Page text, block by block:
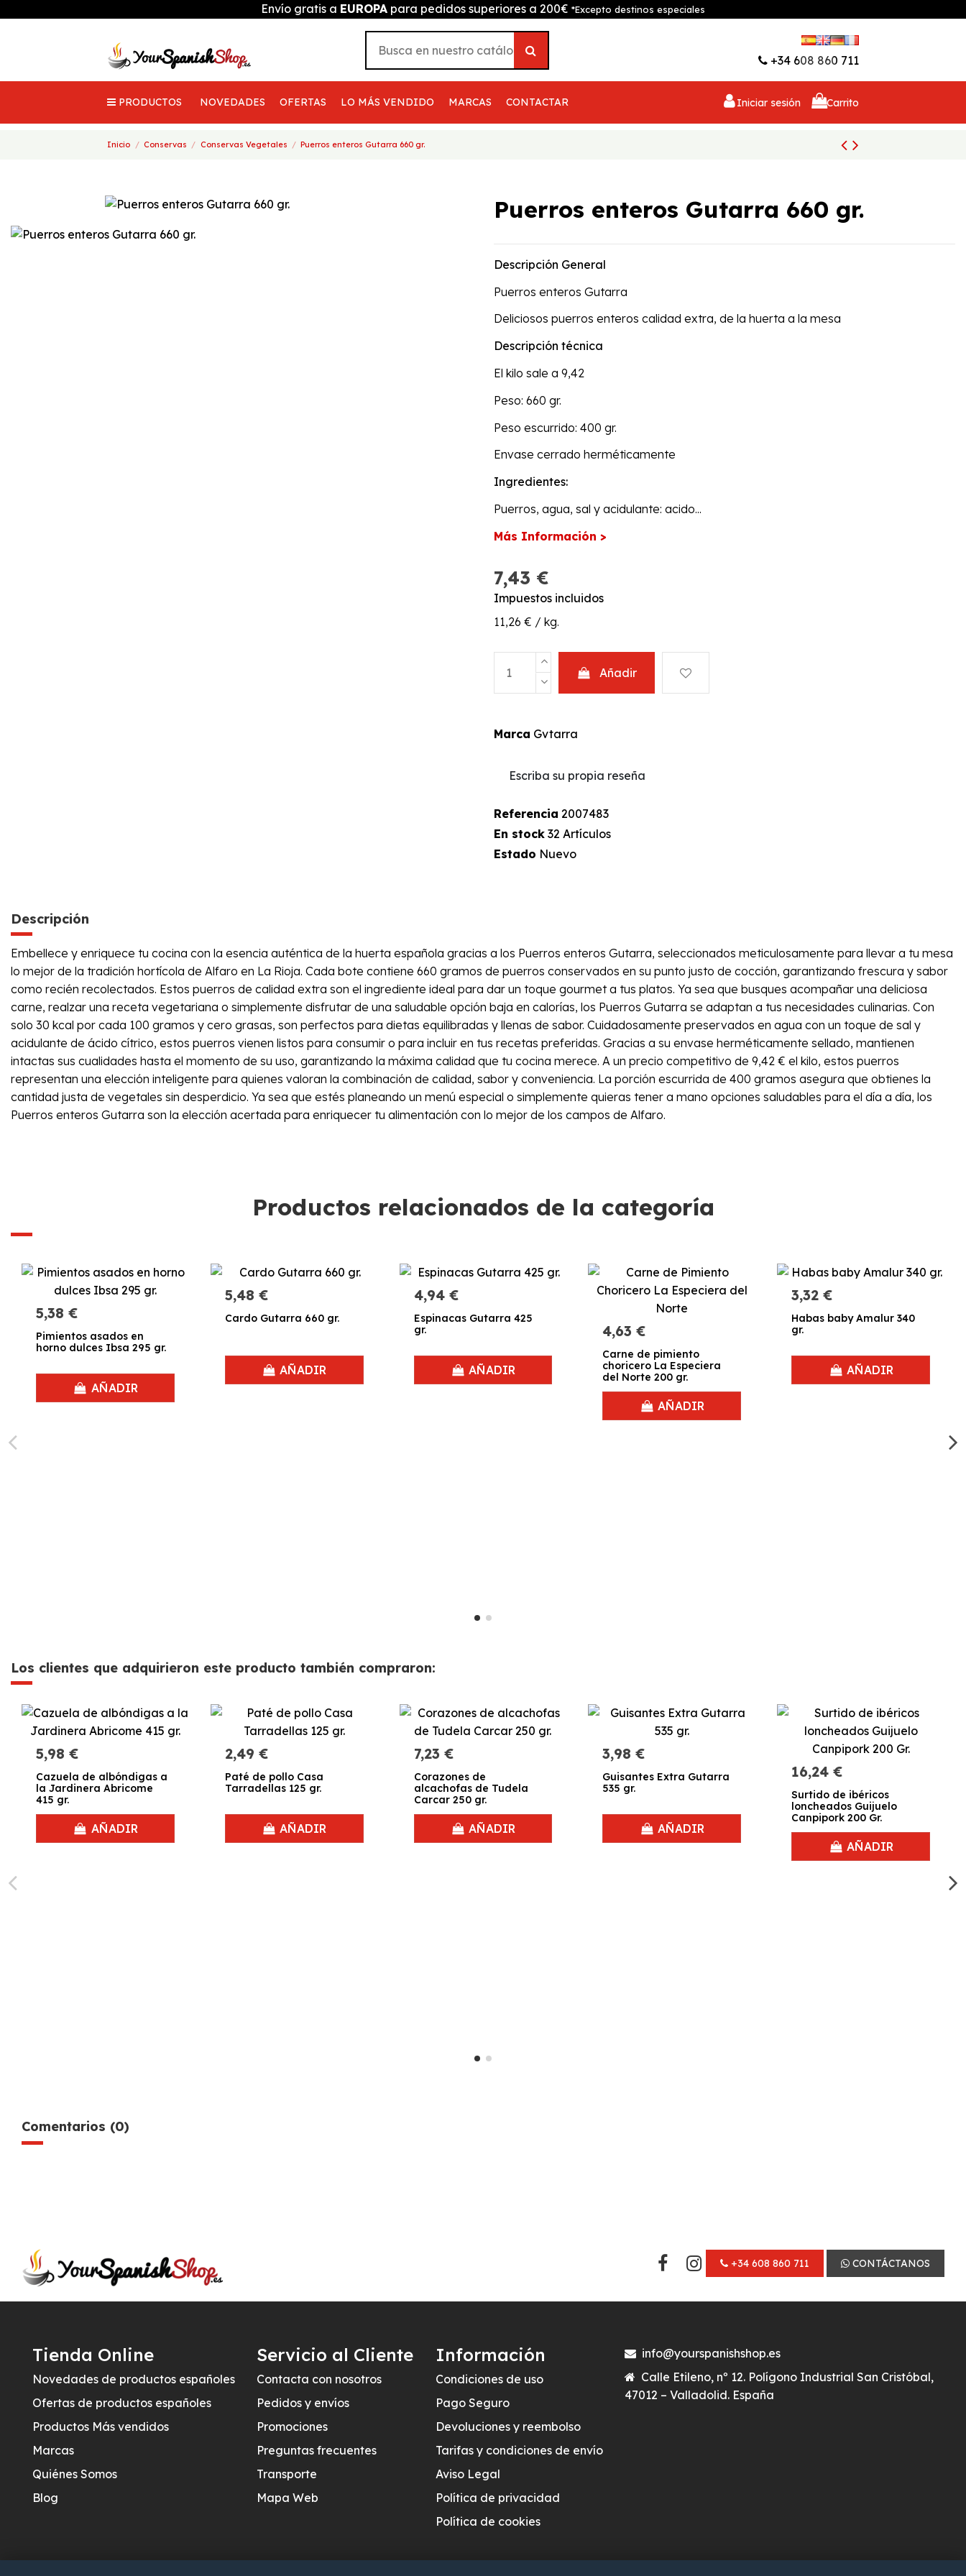
Envío gratis a EUROPA para pedidos superiores a 200€ *Excepto destinos especiales
+34 608 860 711
PRODUCTOS NOVEDADES OFERTAS LO MÁS VENDIDO MARCAS CONTACTAR Iniciar sesión Carrito
Inicio Conservas Conservas Vegetales Puerros enteros Gutarra 660 gr.
Puerros enteros Gutarra 660 gr.
Descripción General
Puerros enteros Gutarra
Deliciosos puerros enteros calidad extra, de la huerta a la mesa
Descripción técnica
El kilo sale a 9,42
Peso: 660 gr.
Peso escurrido: 400 gr.
Envase cerrado herméticamente
Ingredientes:
Puerros, agua, sal y acidulante: acido...
Más Información >
7,43 €
Impuestos incluidos
11,26 € / kg.
Añadir
Marca Gvtarra
Escriba su propia reseña
Referencia 2007483
En stock 32 Artículos
Estado Nuevo
Descripción
Embellece y enriquece tu cocina con la esencia auténtica de la huerta española gracias a los Puerros enteros Gutarra, seleccionados meticulosamente para llevar a tu mesa
lo mejor de la tradición hortícola de Alfaro en La Rioja. Cada bote contiene 660 gramos de puerros conservados en su punto justo de cocción, garantizando frescura y sabor
como recién recolectados. Estos puerros de calidad extra son el ingrediente ideal para dar un toque gourmet a tus platos. Ya sea que busques acompañar una deliciosa
carne, realzar una receta vegetariana o simplemente disfrutar de una saludable opción baja en calorías, los Puerros Gutarra se adaptan a tus necesidades culinarias. Con
solo 30 kcal por cada 100 gramos y cero grasas, son perfectos para dietas equilibradas y llenas de sabor. Cuidadosamente preservados en agua con un toque de sal y
acidulante de ácido cítrico, estos puerros vienen listos para consumir o para incluir en tus recetas preferidas. Gracias a su envase herméticamente sellado, mantienen
intactas sus cualidades hasta el momento de su uso, garantizando la máxima calidad que tu cocina merece. A un precio competitivo de 9,42 € el kilo, estos puerros
representan una elección inteligente para quienes valoran la combinación de calidad, sabor y conveniencia. La porción escurrida de 400 gramos asegura que obtienes la
cantidad justa de vegetales sin desperdicio. Ya sea que estés planeando un menú especial o simplemente quieras tener a mano opciones saludables para el día a día, los
Puerros enteros Gutarra son la elección acertada para enriquecer tu alimentación con lo mejor de los campos de Alfaro.
Productos relacionados de la categoría
5,38 €
Pimientos asados en
horno dulces Ibsa 295 gr.
AÑADIR
5,48 €
Cardo Gutarra 660 gr.
AÑADIR
4,94 €
Espinacas Gutarra 425
gr.
AÑADIR
4,63 €
Carne de pimiento
choricero La Especiera
del Norte 200 gr.
AÑADIR
3,32 €
Habas baby Amalur 340
gr.
AÑADIR
Los clientes que adquirieron este producto también compraron:
5,98 €
Cazuela de albóndigas a
la Jardinera Abricome
415 gr.
AÑADIR
2,49 €
Paté de pollo Casa
Tarradellas 125 gr.
AÑADIR
7,23 €
Corazones de
alcachofas de Tudela
Carcar 250 gr.
AÑADIR
3,98 €
Guisantes Extra Gutarra
535 gr.
AÑADIR
16,24 €
Surtido de ibéricos
loncheados Guijuelo
Canpipork 200 Gr.
AÑADIR
Comentarios (0)
+34 608 860 711 CONTÁCTANOS
Tienda Online
Novedades de productos españoles
Ofertas de productos españoles
Productos Más vendidos
Marcas
Quiénes Somos
Blog
Servicio al Cliente
Contacta con nosotros
Pedidos y envíos
Promociones
Preguntas frecuentes
Transporte
Mapa Web
Información
Condiciones de uso
Pago Seguro
Devoluciones y reembolso
Tarifas y condiciones de envío
Aviso Legal
Política de privacidad
Política de cookies
info@yourspanishshop.es
Calle Etileno, nº 12. Polígono Industrial San Cristóbal,
47012 – Valladolid. España